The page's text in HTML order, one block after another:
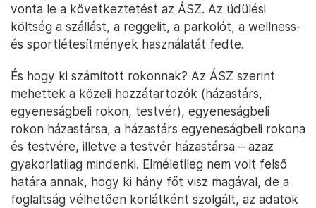
vonta le a következtetést az ÁSZ. Az üdülési
költség a szállást, a reggelit, a parkolót, a wellness-
és sportlétesítmények használatát fedte.
És hogy ki számított rokonnak? Az ÁSZ szerint
mehettek a közeli hozzátartozók (házastárs,
egyeneságbeli rokon, testvér), egyeneságbeli
rokon házastársa, a házastárs egyeneságbeli rokona
és testvére, illetve a testvér házastársa – azaz
gyakorlatilag mindenki. Elméletileg nem volt felső
határa annak, hogy ki hány főt visz magával, de a
foglaltság vélhetően korlátként szolgált, az adatok